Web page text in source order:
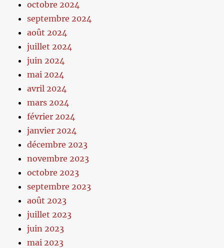
octobre 2024
septembre 2024
août 2024
juillet 2024
juin 2024
mai 2024
avril 2024
mars 2024
février 2024
janvier 2024
décembre 2023
novembre 2023
octobre 2023
septembre 2023
août 2023
juillet 2023
juin 2023
mai 2023